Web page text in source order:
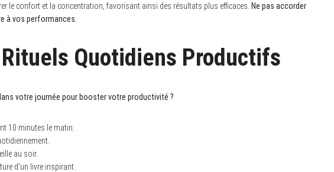
le confort et la concentration, favorisant ainsi des résultats plus efficaces. Ne pas accorder
à vos performances.
Quotidiens Productifs
votre journée pour booster votre productivité ?
10 minutes le matin.
au soir.
d’un livre inspirant.